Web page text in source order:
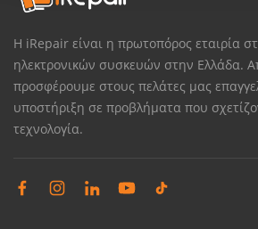
Η iRepair είναι η πρωτοπόρος εταιρία
ηλεκτρονικών συσκευών στην Ελλάδα.
προσφέρουμε στους πελάτες μας
υποστήριξη σε προβλήματα που
τεχνολογία.